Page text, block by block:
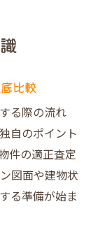
をチェッ
ム不動産
ート解説
みとは
比較
る際の流れ
自のポイント
件の適正査定
図面や建物状
る準備が始ま